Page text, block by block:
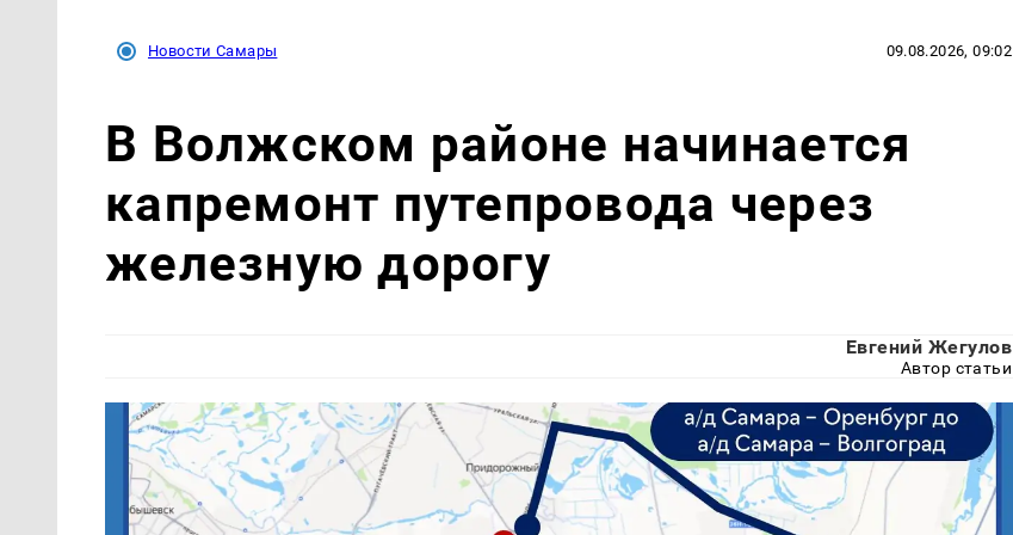
Новости Самары 09.08.2026, 09:02
В Волжском районе начинается
капремонт путепровода через
железную дорогу
Евгений Жегулов
Автор статьи